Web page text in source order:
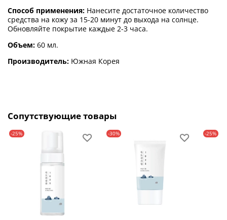
Способ применения: Нанесите достаточное количество
средства на кожу за 15-20 минут до выхода на солнце.
Обновляйте покрытие каждые 2-3 часа.
Объем: 60 мл.
Производитель: Южная Корея
Сопутствующие товары
-25% -30% -25%